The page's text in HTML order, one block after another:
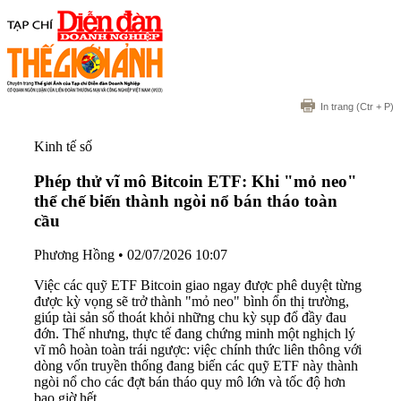
In trang (Ctr + P)
Kinh tế số
Phép thử vĩ mô Bitcoin ETF: Khi "mỏ neo"
thể chế biến thành ngòi nổ bán tháo toàn
cầu
Phương Hồng • 02/07/2026 10:07
Việc các quỹ ETF Bitcoin giao ngay được phê duyệt từng
được kỳ vọng sẽ trở thành "mỏ neo" bình ổn thị trường,
giúp tài sản số thoát khỏi những chu kỳ sụp đổ đầy đau
đớn. Thế nhưng, thực tế đang chứng minh một nghịch lý
vĩ mô hoàn toàn trái ngược: việc chính thức liên thông với
dòng vốn truyền thống đang biến các quỹ ETF này thành
ngòi nổ cho các đợt bán tháo quy mô lớn và tốc độ hơn